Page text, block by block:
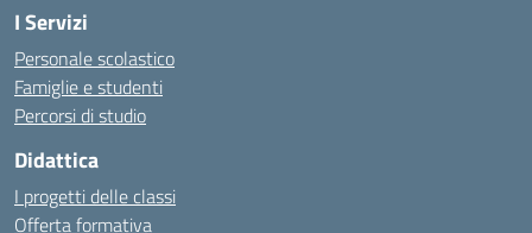
I Servizi
Personale scolastico
Famiglie e studenti
Percorsi di studio
Didattica
I progetti delle classi
Offerta formativa